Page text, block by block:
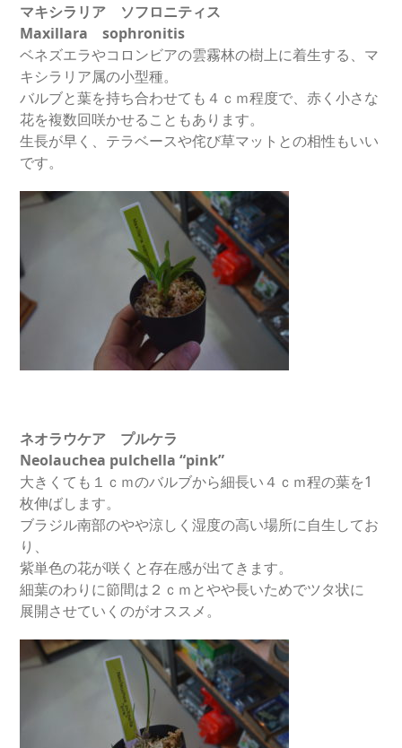
マキシラリア ソフロニティス
Maxillara sophronitis
ベネズエラやコロンビアの雲霧林の樹上に着生する、マ
キシラリア属の小型種。
バルブと葉を持ち合わせても４ｃｍ程度で、赤く小さな
花を複数回咲かせることもあります。
生長が早く、テラベースや侘び草マットとの相性もいい
です。
ネオラウケア プルケラ
Neolauchea pulchella “pink”
大きくても１ｃｍのバルブから細長い４ｃｍ程の葉を1
枚伸ばします。
ブラジル南部のやや涼しく湿度の高い場所に自生してお
り、
紫単色の花が咲くと存在感が出てきます。
細葉のわりに節間は２ｃｍとやや長いためでツタ状に
展開させていくのがオススメ。